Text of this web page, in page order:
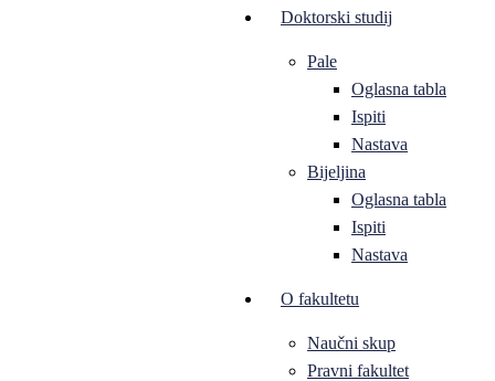
Doktorski studij
Pale
Oglasna tabla
Ispiti
Nastava
Bijeljina
Oglasna tabla
Ispiti
Nastava
O fakultetu
Naučni skup
Pravni fakultet